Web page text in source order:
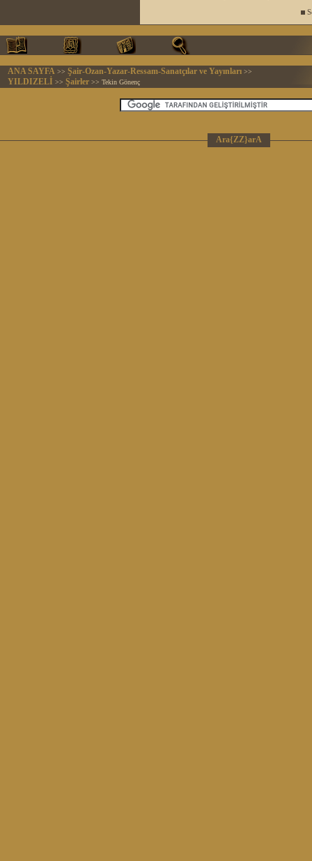
ANA SAYFA >> Şair-Ozan-Yazar-Ressam-Sanatçılar ve Yayınları >>
YILDIZELİ >> Şairler >> Tekin Gönenç
Ara{ZZ}arA